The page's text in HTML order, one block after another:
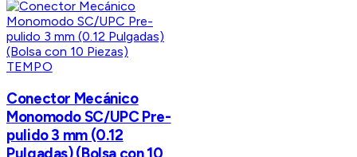
TEMPO
Conector Mecánico
Monomodo SC/UPC Pre-
pulido 3 mm (0.12
Pulgadas) (Bolsa con 10